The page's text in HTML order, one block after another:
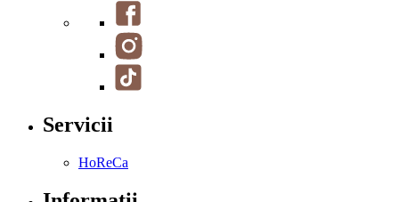
Servicii
HoReCa